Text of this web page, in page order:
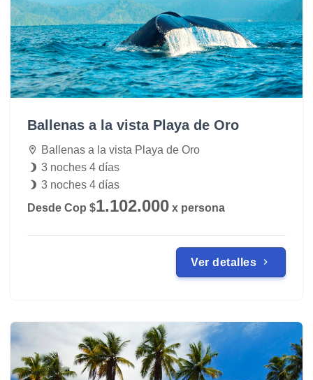
Ballenas a la vista Playa de Oro
Ballenas a la vista Playa de Oro
3 noches 4 días
3 noches 4 días
Desde Cop $1.102.000 x persona
Ver detalles